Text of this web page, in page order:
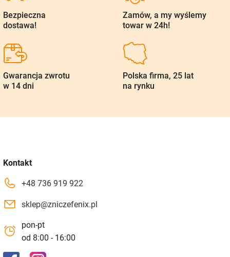
Bezpieczna
dostawa!
Zamów, a my wyślemy
towar w 24h!
Gwarancja zwrotu
w 14 dni
Polska firma, 25 lat
na rynku
Kontakt
+48 736 919 922
sklep@zniczefenix.pl
pon-pt
od 8:00 - 16:00